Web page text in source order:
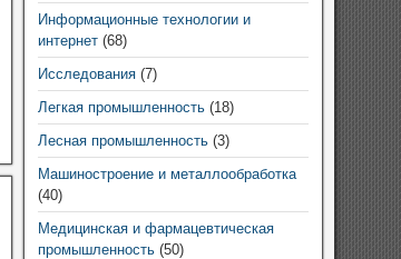
Информационные технологии и
интернет(68)
Исследования(7)
Легкая промышленность(18)
Лесная промышленность(3)
Машиностроение и металлообработка
(40)
Медицинская и фармацевтическая
промышленность(50)